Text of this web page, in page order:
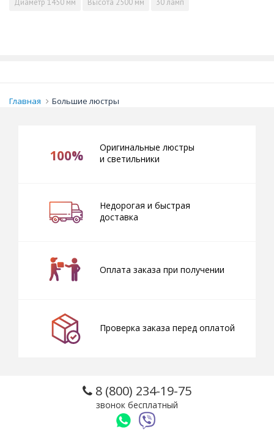
Диаметр 1450 мм Высота 2500 мм 30 ламп
Главная Большие люстры
100%
Оригинальные люстры
и светильники
Недорогая и быстрая
доставка
Оплата заказа при получении
Проверка заказа перед оплатой
8 (800) 234-19-75
звонок бесплатный